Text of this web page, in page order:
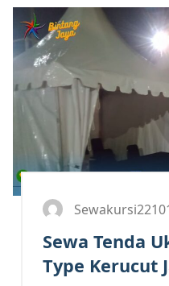
Sewa Tenda
Type Kerucut